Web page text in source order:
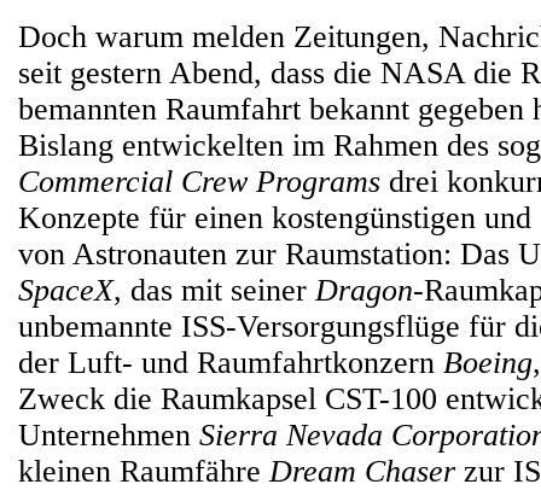
Doch warum melden Zeitungen,
seit gestern Abend, dass die NASA die
bemannten Raumfahrt bekannt gegeben
Bislang entwickelten im Rahmen des
Commercial Crew Programs drei
Konzepte für einen kostengünstigen
von Astronauten zur Raumstation: Das
SpaceX, das mit seinerDragon-
unbemannte ISS-Versorgungsflüge für
der Luft- und Raumfahrtkonzern Boeing
Zweck die Raumkapsel CST-100
Unternehmen Sierra Nevada
kleinen Raumfähre Dream Chaser zur